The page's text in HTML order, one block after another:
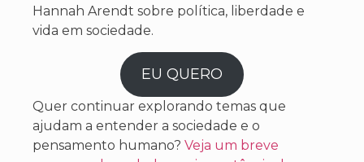
Hannah Arendt sobre política, liberdade e
vida em sociedade.
EU QUERO
Quer continuar explorando temas que
ajudam a entender a sociedade e o
pensamento humano? Veja um breve